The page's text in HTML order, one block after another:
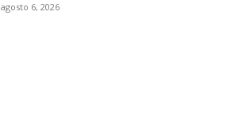
agosto 6, 2026